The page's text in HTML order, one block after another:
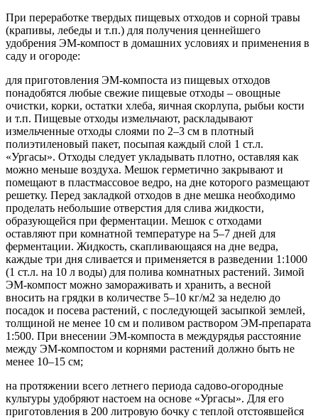
При переработке твердых пищевых отходов и сорной травы
(крапивы, лебеды и т.п.) для получения ценнейшего
удобрения ЭМ-компост в домашних условиях и применения в
саду и огороде:
для приготовления ЭМ-компоста из пищевых отходов
понадобятся любые свежие пищевые отходы – овощные
очистки, корки, остатки хлеба, яичная скорлупа, рыбьи кости
и т.п. Пищевые отходы измельчают, раскладывают
измельченные отходы слоями по 2–3 см в плотный
полиэтиленовый пакет, посыпая каждый слой 1 ст.л.
«Ургасы». Отходы следует укладывать плотно, оставляя как
можно меньше воздуха. Мешок герметично закрывают и
помещают в пластмассовое ведро, на дне которого размещают
решетку. Перед закладкой отходов в дне мешка необходимо
проделать небольшие отверстия для слива жидкости,
образующейся при ферментации. Мешок с отходами
оставляют при комнатной температуре на 5–7 дней для
ферментации. Жидкость, скапливающаяся на дне ведра,
каждые три дня сливается и применяется в разведении 1:1000
(1 ст.л. на 10 л воды) для полива комнатных растений. Зимой
ЭМ-компост можно замораживать и хранить, а весной
вносить на грядки в количестве 5–10 кг/м2 за неделю до
посадок и посева растений, с последующей засыпкой землей,
толщиной не менее 10 см и поливом раствором ЭМ-препарата
1:500. При внесении ЭМ-компоста в междурядья расстояние
между ЭМ-компостом и корнями растений должно быть не
менее 10–15 см;
на протяжении всего летнего периода садово-огородные
культуры удобряют настоем на основе «Ургасы». Для его
приготовления в 200 литровую бочку с теплой отстоявшейся